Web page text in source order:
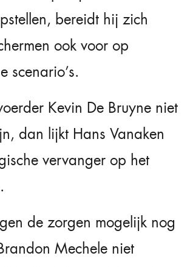
bereidt hij zich
ook voor op
scenario’s.
Kevin De Bruyne niet
dan lijkt Hans Vanaken
vervanger op het
de zorgen mogelijk nog
Mechele niet